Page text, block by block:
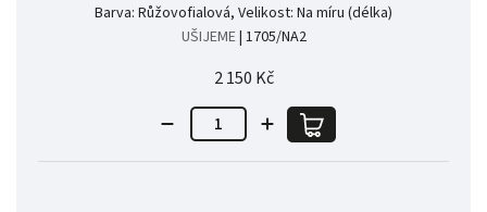
Barva: Růžovofialová, Velikost: Na míru (délka)
UŠIJEME| 1705/NA2
2 150 Kč